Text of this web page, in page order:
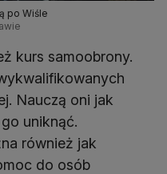
po Wiśle
kurs samoobrony.
Nauczą oni jak
uniknąć.
również jak
do osób